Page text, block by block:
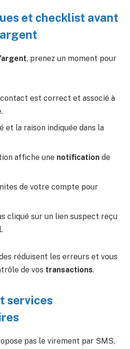
et checklist avant
, prenez un moment pour
est correct et associé à
et la raison indiquée dans la
affiche une notification de
de votre compte pour
cliqué sur un lien suspect reçu
réduisent les erreurs et vous
de vos transactions.
services
pas le virement par SMS,